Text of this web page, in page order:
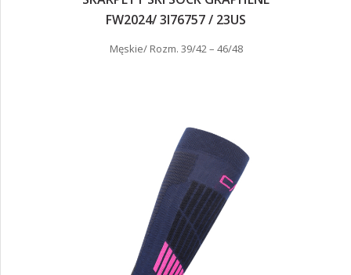
FW2024/ 3I76757 / 23US
Męskie/ Rozm. 39/42 – 46/48